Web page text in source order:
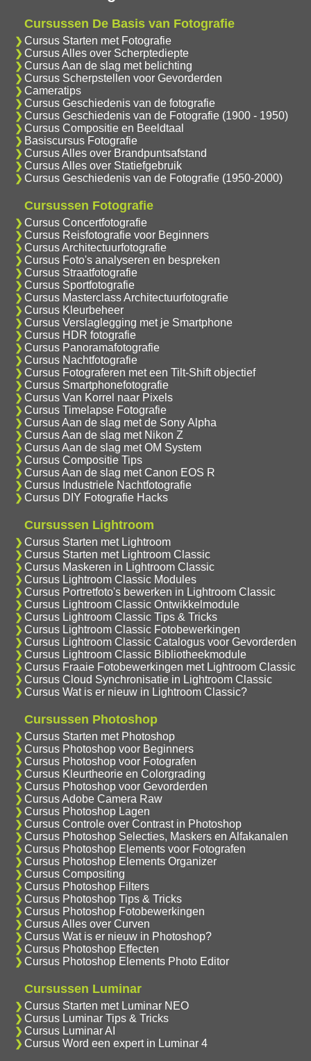
Cursussen De Basis van Fotografie
Cursus Starten met Fotografie
Cursus Alles over Scherptediepte
Cursus Aan de slag met belichting
Cursus Scherpstellen voor Gevorderden
Cameratips
Cursus Geschiedenis van de fotografie
Cursus Geschiedenis van de Fotografie (1900 - 1950)
Cursus Compositie en Beeldtaal
Basiscursus Fotografie
Cursus Alles over Brandpuntsafstand
Cursus Alles over Statiefgebruik
Cursus Geschiedenis van de Fotografie (1950-2000)
Cursussen Fotografie
Cursus Concertfotografie
Cursus Reisfotografie voor Beginners
Cursus Architectuurfotografie
Cursus Foto's analyseren en bespreken
Cursus Straatfotografie
Cursus Sportfotografie
Cursus Masterclass Architectuurfotografie
Cursus Kleurbeheer
Cursus Verslaglegging met je Smartphone
Cursus HDR fotografie
Cursus Panoramafotografie
Cursus Nachtfotografie
Cursus Fotograferen met een Tilt-Shift objectief
Cursus Smartphonefotografie
Cursus Van Korrel naar Pixels
Cursus Timelapse Fotografie
Cursus Aan de slag met de Sony Alpha
Cursus Aan de slag met Nikon Z
Cursus Aan de slag met OM System
Cursus Compositie Tips
Cursus Aan de slag met Canon EOS R
Cursus Industriele Nachtfotografie
Cursus DIY Fotografie Hacks
Cursussen Lightroom
Cursus Starten met Lightroom
Cursus Starten met Lightroom Classic
Cursus Maskeren in Lightroom Classic
Cursus Lightroom Classic Modules
Cursus Portretfoto's bewerken in Lightroom Classic
Cursus Lightroom Classic Ontwikkelmodule
Cursus Lightroom Classic Tips & Tricks
Cursus Lightroom Classic Fotobewerkingen
Cursus Lightroom Classic Catalogus voor Gevorderden
Cursus Lightroom Classic Bibliotheekmodule
Cursus Fraaie Fotobewerkingen met Lightroom Classic
Cursus Cloud Synchronisatie in Lightroom Classic
Cursus Wat is er nieuw in Lightroom Classic?
Cursussen Photoshop
Cursus Starten met Photoshop
Cursus Photoshop voor Beginners
Cursus Photoshop voor Fotografen
Cursus Kleurtheorie en Colorgrading
Cursus Photoshop voor Gevorderden
Cursus Adobe Camera Raw
Cursus Photoshop Lagen
Cursus Controle over Contrast in Photoshop
Cursus Photoshop Selecties, Maskers en Alfakanalen
Cursus Photoshop Elements voor Fotografen
Cursus Photoshop Elements Organizer
Cursus Compositing
Cursus Photoshop Filters
Cursus Photoshop Tips & Tricks
Cursus Photoshop Fotobewerkingen
Cursus Alles over Curven
Cursus Wat is er nieuw in Photoshop?
Cursus Photoshop Effecten
Cursus Photoshop Elements Photo Editor
Cursussen Luminar
Cursus Starten met Luminar NEO
Cursus Luminar Tips & Tricks
Cursus Luminar AI
Cursus Word een expert in Luminar 4